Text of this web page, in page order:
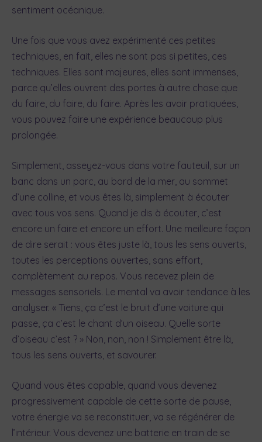
sentiment océanique.
Une fois que vous avez expérimenté ces petites
techniques, en fait, elles ne sont pas si petites, ces
techniques. Elles sont majeures, elles sont immenses,
parce qu’elles ouvrent des portes à autre chose que
du faire, du faire, du faire. Après les avoir pratiquées,
vous pouvez faire une expérience beaucoup plus
prolongée.
Simplement, asseyez-vous dans votre fauteuil, sur un
banc dans un parc, au bord de la mer, au sommet
d’une colline, et vous êtes là, simplement à écouter
avec tous vos sens. Quand je dis à écouter, c’est
encore un faire et encore un effort. Une meilleure façon
de dire serait : vous êtes juste là, tous les sens ouverts,
toutes les perceptions ouvertes, sans effort,
complètement au repos. Vous recevez plein de
messages sensoriels. Le mental va avoir tendance à les
analyser. « Tiens, ça c’est le bruit d’une voiture qui
passe, ça c’est le chant d’un oiseau. Quelle sorte
d’oiseau c’est ? » Non, non, non ! Simplement être là,
tous les sens ouverts, et savourer.
Quand vous êtes capable, quand vous devenez
progressivement capable de cette sorte de pause,
votre énergie va se reconstituer, va se régénérer de
l’intérieur. Vous devenez une batterie en train de se